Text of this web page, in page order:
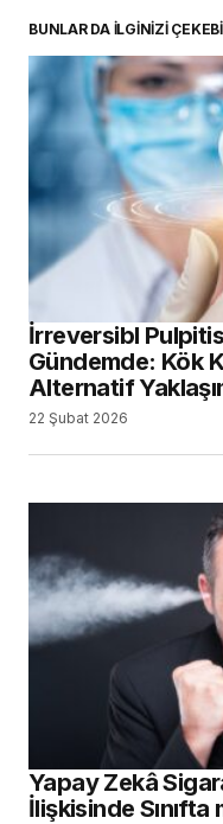
BUNLAR DA İLGİNİZİ
İrreversibl
Gündemde: Kök
Alternatif
22 Şubat 2026
Yapay Zekâ
İlişkisinde Sınıfta